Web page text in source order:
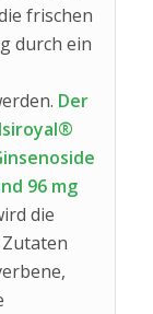
frischen
durch ein
Der
96 mg
die